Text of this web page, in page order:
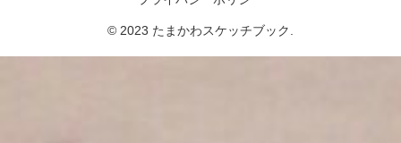
© 2023 たまかわスケッチブック.